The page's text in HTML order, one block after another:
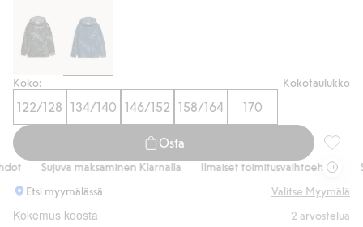
Koko: Kokotaulukko
122/128 134/140 146/152 158/164 170
Osta
Sujuva maksaminen Klarnalla Ilmaiset toimitusvaihtoehdot
Etsi myymälässä
Valitse Myymälä
Kokemus koosta 2 arvostelua